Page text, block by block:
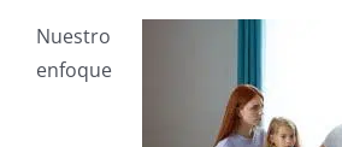
Nuestro
enfoque